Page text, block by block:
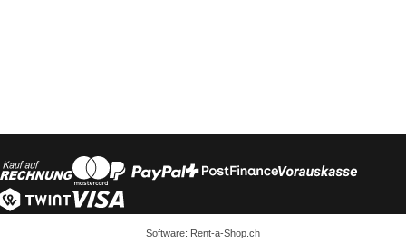
Software: Rent-a-Shop.ch